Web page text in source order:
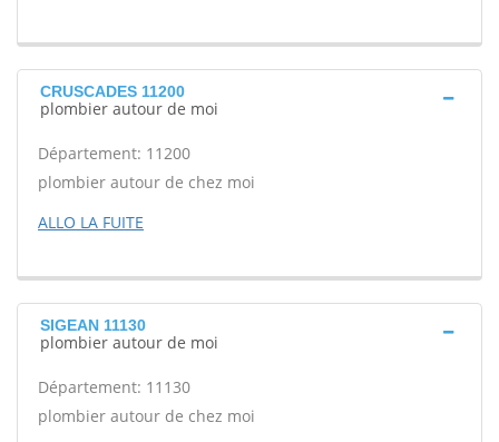
CRUSCADES 11200
plombier autour de moi
Département: 11200
plombier autour de chez moi
ALLO LA FUITE
SIGEAN 11130
plombier autour de moi
Département: 11130
plombier autour de chez moi